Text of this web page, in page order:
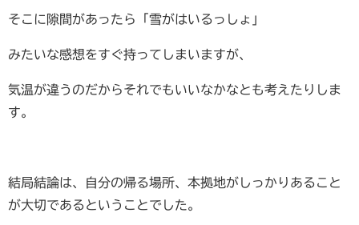
そこに隙間があったら「雪がはいるっしょ」
みたいな感想をすぐ持ってしまいますが、
気温が違うのだからそれでもいいなかなとも考えたりしま
す。
結局結論は、自分の帰る場所、本拠地がしっかりあること
が大切であるということでした。